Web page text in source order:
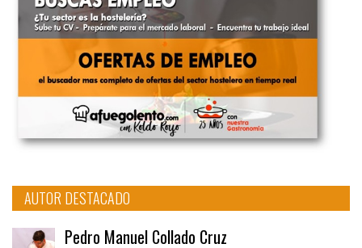
AUTOR DESTACADO
Pedro Manuel Collado Cruz